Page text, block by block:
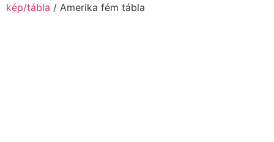
kép/tábla / Amerika fém tábla